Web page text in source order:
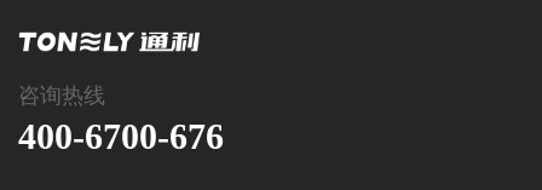
咨询热线
400-6700-676